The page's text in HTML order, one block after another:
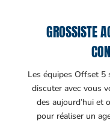
GROSSISTE
Les équipes Offset
discuter avec vous
des aujourd’hui et
pour réaliser un